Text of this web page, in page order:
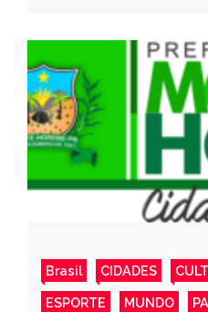
Brasil CIDADES
ESPORTE MUNDO